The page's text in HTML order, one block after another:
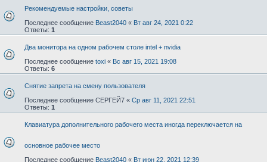
Рекомендуемые настройки, советы
Последнее сообщение Beast2040 « Вт авг 24, 2021 0:22
Ответы: 1
Два монитора на одном рабочем столе intel + nvidia
Последнее сообщение toxi « Вс авг 15, 2021 19:08
Ответы: 6
Снятие запрета на смену пользователя
Последнее сообщение СЕРГЕЙ7 « Ср авг 11, 2021 22:51
Ответы: 1
Клавиатура дополнительного рабочего места иногда переключается на
основное рабочее место
Последнее сообщение Beast2040 « Вт июн 22, 2021 12:39